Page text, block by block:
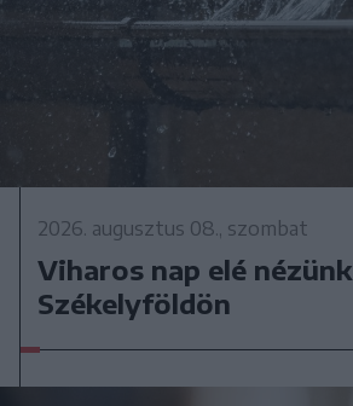
2026. augusztus 08., szombat
Viharos nap elé nézünk
Székelyföldön